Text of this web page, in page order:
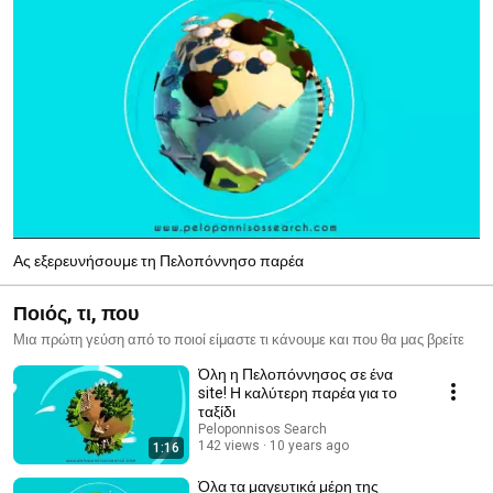
Ας εξερευνήσουμε τη Πελοπόννησο παρέα
Ποιός, τι, που
Μια πρώτη γεύση από το ποιοί είμαστε τι κάνουμε και που θα μας βρείτε
1:16
Όλη η Πελοπόννησος σε ένα
site! Η καλύτερη παρέα για το
ταξίδι
Peloponnisos Search
142 views
10 years ago
Όλα τα μαγευτικά μέρη της